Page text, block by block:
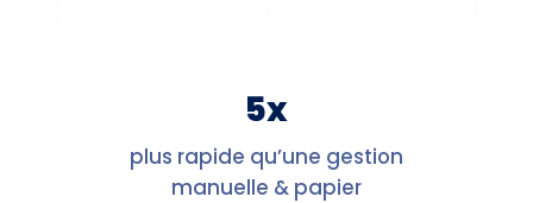
5x
plus rapide qu’une gestion
manuelle & papier